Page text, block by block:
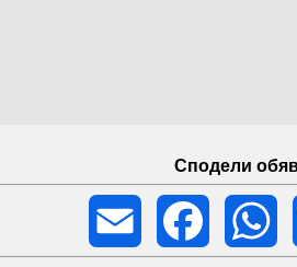
Сподели
Email
Facebook